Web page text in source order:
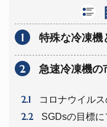
1 特殊な冷凍機
2 急速冷凍機の
2.1 コロナウイル
2.2 SGDsの目標